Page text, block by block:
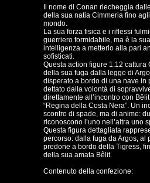
Il nome di Conan riecheggia
della sua natia Cimmeria fino
mondo.
La sua forza fisica e i riflessi
guerriero formidabile, ma è la
intelligenza a metterlo alla pari
sofisticati.
Questa action figure 1:12 cattura
della sua fuga dalla legge di
disperato a bordo di una nave in
dettato dalla volontà di
direttamente all’incontro con
“Regina della Costa Nera”. Un
scontro di spade, ma di anime:
riconoscono l’uno nell’altra uno
Questa figura dettagliata
percorso: dalla fuga da Argos, al
predone a bordo della Tigress,
della sua amata Bêlit.
Contenuto della confezione: